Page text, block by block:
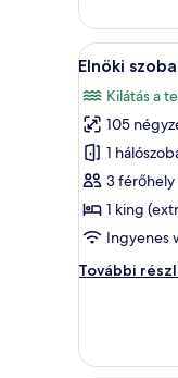
A
következő
szoba
összes
képének
Elnöki
szoba
ággyal
9
Elnöki
Kilátás a
105
1
3 férőhely
1 king
Ingyenes
További
Elnöki
részletei